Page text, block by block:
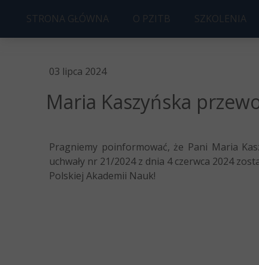
03 lipca 2024
Maria Kaszyńska
Pragniemy poinformować, że Pani Maria
uchwały nr 21/2024 z dnia 4 czerwca 2024
Polskiej Akademii Nauk!
STRONA GŁÓWNA
O PZITB
STATUT
CZWARTKI BUDOWLANE
SZKOLENIA